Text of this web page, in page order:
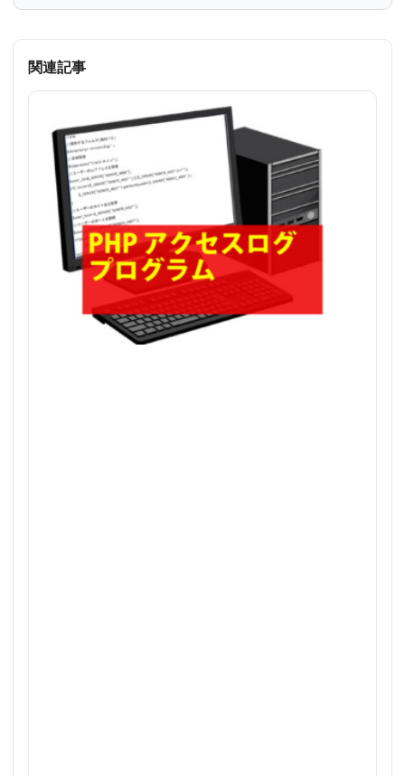
関連記事